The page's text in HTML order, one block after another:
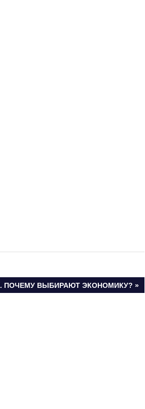
ПОЧЕМУ ВЫБИРАЮТ ЭКОНОМИКУ?